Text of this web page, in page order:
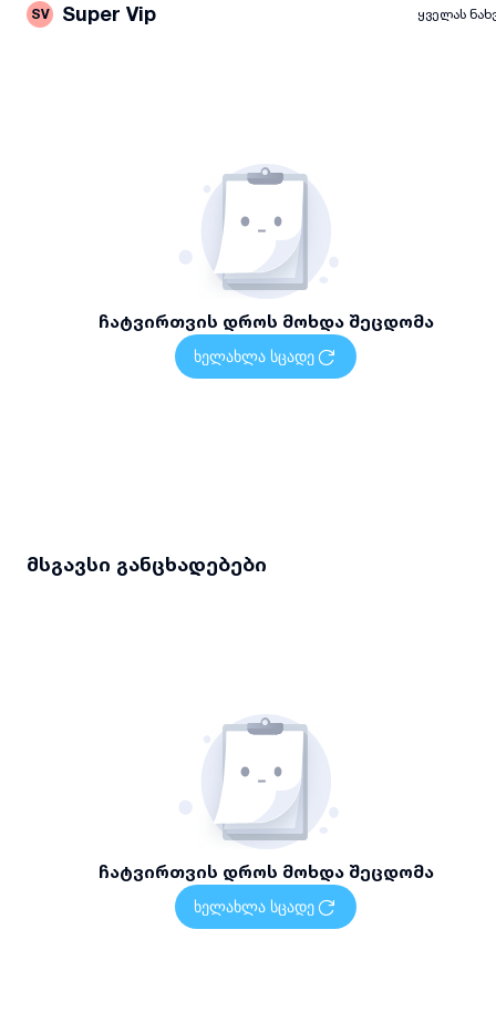
SV Super Vip ყველას
ჩატვირთვის დროს მოხდა შეცდომა
ხელახლა სცადე
მსგავსი განცხადებები
ჩატვირთვის დროს მოხდა შეცდომა
ხელახლა სცადე